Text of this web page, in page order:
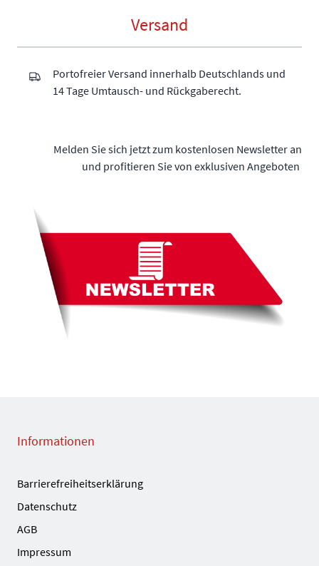
Versand
Portofreier Versand innerhalb Deutschlands und
14 Tage Umtausch- und Rückgaberecht.
Melden Sie sich jetzt zum kostenlosen Newsletter an
und profitieren Sie von exklusiven Angeboten
Informationen
Barrierefreiheitserklärung
Datenschutz
AGB
Impressum